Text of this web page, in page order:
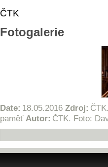
ČTK
Fotogalerie
Date: 18.05.2016 Zdroj:
paměť Autor: ČTK. Foto: